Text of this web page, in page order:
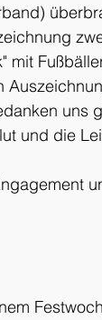
mit
uns
und die